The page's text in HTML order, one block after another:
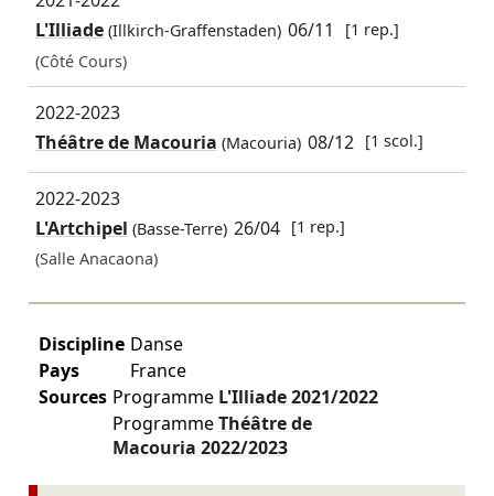
L'Illiade(Illkirch-Graffenstaden) 06/11
[1 rep.]
(Côté Cours)
2022-2023
Théâtre de Macouria (Macouria) 08/12 [1 scol.]
2022-2023
L'Artchipel (Basse-Terre) 26/04 [1 rep.]
(Salle Anacaona)
Discipline Danse
Pays
France
Sources Programme L'Illiade2021/2022
ProgrammeThéâtre de
Macouria 2022/2023